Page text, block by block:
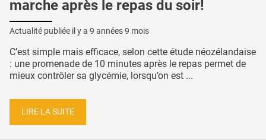
marche après le repas du soir!
Actualité publiée il y a 9 années 9 mois
C’est simple mais efficace, selon cette étude néozélandaise
: une promenade de 10 minutes après le repas permet de
mieux contrôler sa glycémie, lorsqu’on est ...
LIRE LA SUITE